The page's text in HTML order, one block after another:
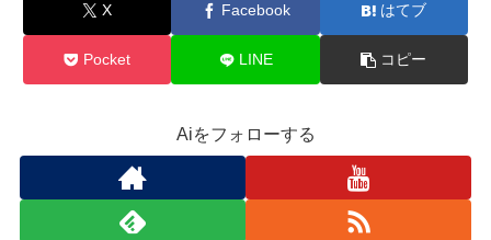
X Facebook はてブ
Pocket LINE コピー
Aiをフォローする